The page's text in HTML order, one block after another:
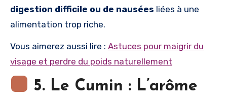
digestion difficile ou de nausées liées à une
alimentation trop riche.
Vous aimerez aussi lire : Astuces pour maigrir du
visage et perdre du poids naturellement
5. Le Cumin : L’arôme